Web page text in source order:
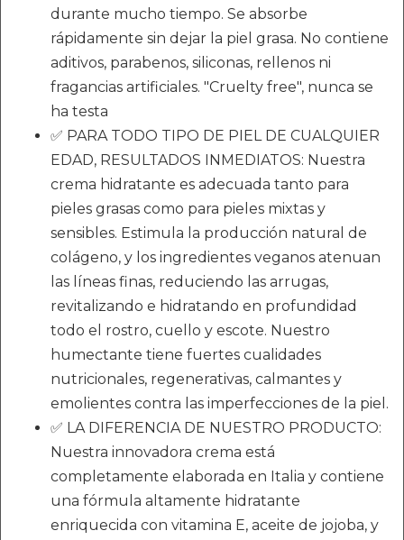
durante mucho tiempo. Se absorbe
rápidamente sin dejar la piel grasa. No contiene
aditivos, parabenos, siliconas, rellenos ni
fragancias artificiales. "Cruelty free", nunca se
ha testa
✅ PARA TODO TIPO DE PIEL DE CUALQUIER
EDAD, RESULTADOS INMEDIATOS: Nuestra
crema hidratante es adecuada tanto para
pieles grasas como para pieles mixtas y
sensibles. Estimula la producción natural de
colágeno, y los ingredientes veganos atenuan
las líneas finas, reduciendo las arrugas,
revitalizando e hidratando en profundidad
todo el rostro, cuello y escote. Nuestro
humectante tiene fuertes cualidades
nutricionales, regenerativas, calmantes y
emolientes contra las imperfecciones de la piel.
✅ LA DIFERENCIA DE NUESTRO PRODUCTO:
Nuestra innovadora crema está
completamente elaborada en Italia y contiene
una fórmula altamente hidratante
enriquecida con vitamina E, aceite de jojoba, y